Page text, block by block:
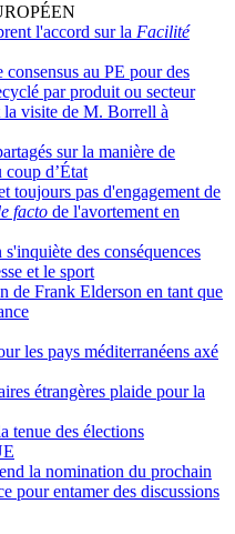
l'accord sur la Facilité
consensus au PE pour des
par produit ou secteur
la visite de M. Borrell à
sur la manière de
coup d’État
toujours pas d'engagement de
facto de l'avortement en
des conséquences
et le sport
de Frank Elderson en tant que
les pays méditerranéens axé
étrangères plaide pour la
tenue des élections
la nomination du prochain
pour entamer des discussions